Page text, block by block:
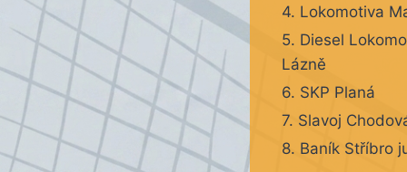
4. Lokomotiva
5. Diesel
Lázně
6. SKP Planá
7. Slavoj
8. Baník Stříbro